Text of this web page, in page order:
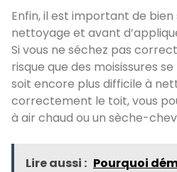
Enfin, il est important de
nettoyage et avant
Si vous ne séchez pas
risque que des moisissures
soit encore plus difficile à
correctement le toit, vous
à air chaud ou un sèche-
Lire aussi : Pourquoi